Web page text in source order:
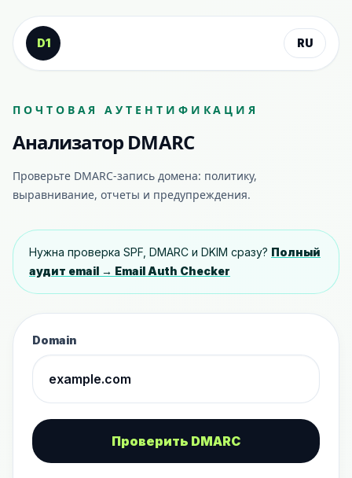
К содержанию
D1
RU
ПОЧТОВАЯ АУТЕНТИФИКАЦИЯ
Анализатор DMARC
Проверьте DMARC-запись домена: политику,
выравнивание, отчеты и предупреждения.
Нужна проверка SPF, DMARC и DKIM сразу? Полный
аудит email → Email Auth Checker
Domain
Проверить DMARC